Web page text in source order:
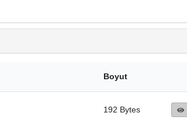
Boyut
192 Bytes